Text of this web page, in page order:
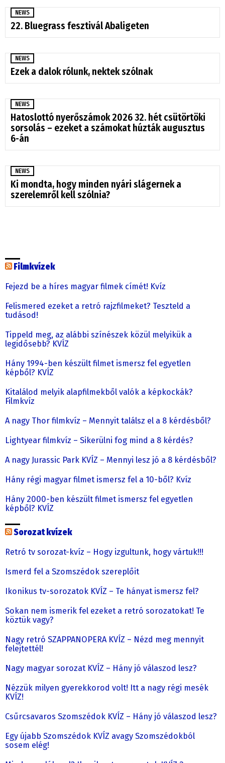
NEWS
22. Bluegrass fesztivál Abaligeten
NEWS
Ezek a dalok rólunk, nektek szólnak
NEWS
Hatoslottó nyerőszámok 2026 32. hét csütörtöki
sorsolás – ezeket a számokat húzták augusztus
6-án
NEWS
Ki mondta, hogy minden nyári slágernek a
szerelemről kell szólnia?
Filmkvízek
Fejezd be a híres magyar filmek címét! Kvíz
Felismered ezeket a retró rajzfilmeket? Teszteld a
tudásod!
Tippeld meg, az alábbi színészek közül melyikük a
legidősebb? KVÍZ
Hány 1994-ben készült filmet ismersz fel egyetlen
képből? KVÍZ
Kitalálod melyik alapfilmekből valók a képkockák?
Filmkvíz
A nagy Thor filmkvíz – Mennyit találsz el a 8 kérdésből?
Lightyear filmkvíz – Sikerülni fog mind a 8 kérdés?
A nagy Jurassic Park KVÍZ – Mennyi lesz jó a 8 kérdésből?
Hány régi magyar filmet ismersz fel a 10-ből? Kvíz
Hány 2000-ben készült filmet ismersz fel egyetlen
képből? KVÍZ
Sorozat kvízek
Retró tv sorozat-kvíz – Hogy izgultunk, hogy vártuk!!!
Ismerd fel a Szomszédok szereplőit
Ikonikus tv-sorozatok KVÍZ – Te hányat ismersz fel?
Sokan nem ismerik fel ezeket a retró sorozatokat! Te
köztük vagy?
Nagy retró SZAPPANOPERA KVÍZ – Nézd meg mennyit
felejtettél!
Nagy magyar sorozat KVÍZ – Hány jó válaszod lesz?
Nézzük milyen gyerekkorod volt! Itt a nagy régi mesék
KVÍZ!
Csűrcsavaros Szomszédok KVÍZ – Hány jó válaszod lesz?
Egy újabb Szomszédok KVÍZ avagy Szomszédokból
sosem elég!